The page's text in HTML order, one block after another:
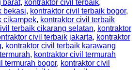
barat, kontraktor civil terbaik,
bekasi, kontraktor civil terbaik bogor,
cikampek, kontraktor civil terbaik
terbaik cikarang selatan, kontraktor
civil terbaik jakarta, kontraktor
, kontraktor civil terbaik karawang
, kontraktor civil termurah
termurah bogor, kontraktor civil